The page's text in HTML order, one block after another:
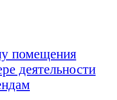
помещения
деятельности